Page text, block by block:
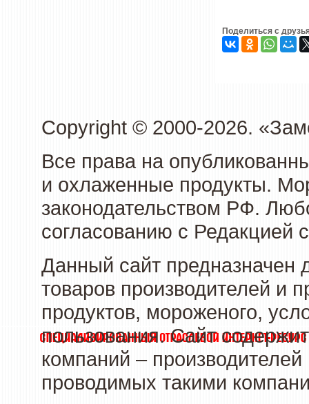
Поделиться с
Copyright © 2000-2026.
Все права на
и охлаженные продукты.
законодательством РФ.
согласованию с Редакцией
Данный сайт предназначен
товаров производителей и
продуктов, мороженого,
пользования. Сайт
компаний –
проводимых такими